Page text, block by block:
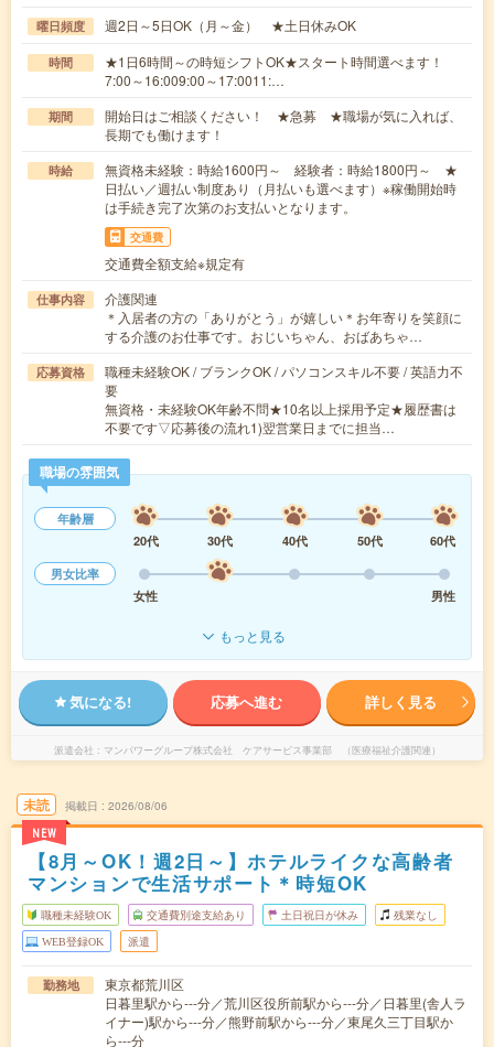
曜日頻度 週2日～5日OK（月～金） ★土日休みOK
時間
★1日6時間～の時短シフトOK★スタート時間選べます！
7:00～16:009:00～17:0011:…
期間
開始日はご相談ください！ ★急募 ★職場が気に入れば、
長期でも働けます！
時給
無資格未経験：時給1600円～ 経験者：時給1800円～ ★
日払い／週払い制度あり（月払いも選べます）※稼働開始時
は手続き完了次第のお支払いとなります。
交通費
交通費全額支給※規定有
仕事内容
介護関連
＊入居者の方の「ありがとう」が嬉しい＊お年寄りを笑顔に
する介護のお仕事です。おじいちゃん、おばあちゃ…
応募資格
職種未経験OK / ブランクOK / パソコンスキル不要 / 英語力不
要
無資格・未経験OK年齢不問★10名以上採用予定★履歴書は
不要です▽応募後の流れ1)翌営業日までに担当…
職場の雰囲気
年齢層
20代
30代 40代 50代
60代
男女比率
女性
男性
もっと見る
気になる! 応募へ進む 詳しく見る
派遣会社 マンパワーグループ株式会社 ケアサービス事業部 （医療福祉介護関連）
未読
NEW
掲載日 2026/08/06
【8月～OK！週2日～】ホテルライクな高齢者
マンションで生活サポート＊時短OK
職種未経験OK 交通費別途支給あり 土日祝日が休み 残業なし
WEB登録OK 派遣
勤務地
東京都荒川区
日暮里駅から---分／荒川区役所前駅から---分／日暮里(舎人ラ
イナー)駅から---分／熊野前駅から---分／東尾久三丁目駅か
ら---分